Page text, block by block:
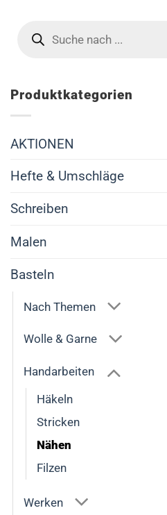
search
Produktkategorien
AKTIONEN
Hefte & Umschläge
Schreiben
Malen
Basteln
Nach Themen
Wolle & Garne
Handarbeiten
Häkeln
Stricken
Nähen
Filzen
Werken